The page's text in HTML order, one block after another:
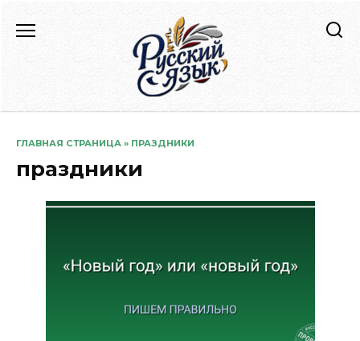
содержанию
ГЛАВНАЯ СТРАНИЦА » ПРАЗДНИКИ
праздники